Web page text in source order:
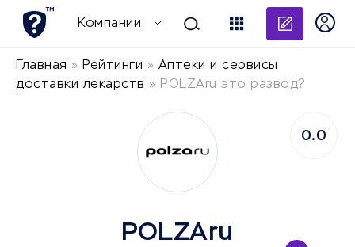
Компании
Главная » Рейтинги » Аптеки и сервисы
доставки лекарств » POLZAru это развод?
POLZAru
0.0